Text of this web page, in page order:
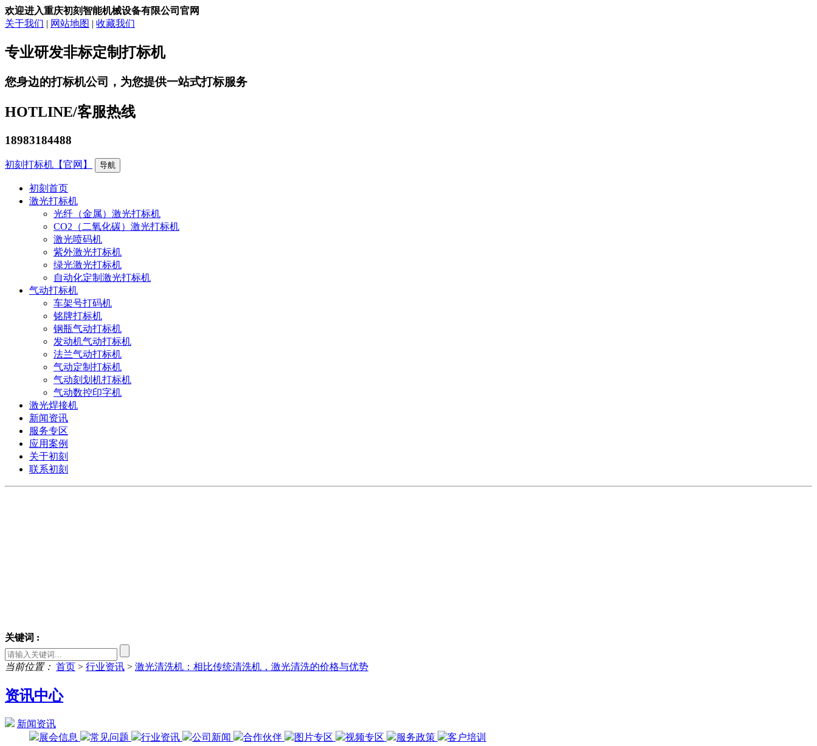
欢迎进入重庆初刻智能机械设备有限公司官网
关于我们 | 网站地图 | 收藏我们
专业研发非标定制打标机
您身边的打标机公司，为您提供一站式打标服务
HOTLINE/客服热线
18983184488
初刻打标机【官网】 导航
初刻首页
激光打标机
光纤（金属）激光打标机
CO2（二氧化碳）激光打标机
激光喷码机
紫外激光打标机
绿光激光打标机
自动化定制激光打标机
气动打标机
车架号打码机
铭牌打标机
钢瓶气动打标机
发动机气动打标机
法兰气动打标机
气动定制打标机
气动刻划机打标机
气动数控印字机
激光焊接机
新闻资讯
服务专区
应用案例
关于初刻
联系初刻
关键词 :
当前位置： 首页 > 行业资讯 > 激光清洗机：相比传统清洗机，激光清洗的价格与优势
资讯中心
新闻资讯
展会信息
常见问题 行业资讯 公司新闻 合作伙伴 图片专区 视频专区 服务政策 客户培训